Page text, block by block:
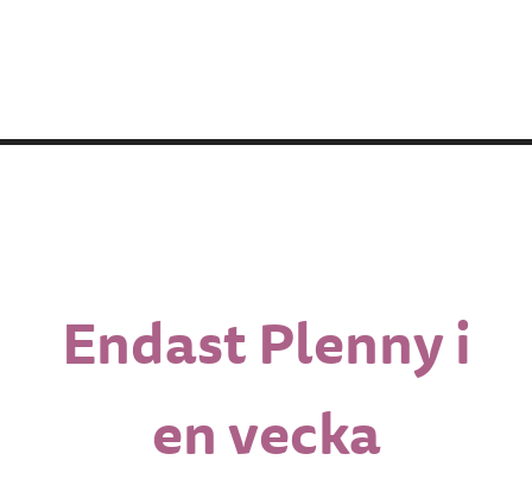
Endast Plenny i
en vecka